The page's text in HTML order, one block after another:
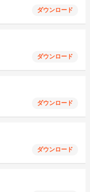
ダウンロード
ダウンロード
ダウンロード
ダウンロード